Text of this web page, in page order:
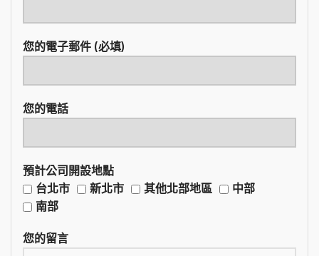
您的電子郵件 (必填)
您的電話
預計公司開設地點
台北市
新北市 其他北部地區
中部
南部
您的留言